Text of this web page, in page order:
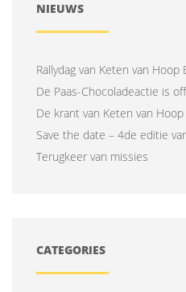
NIEUWS
Rallydag van Keten van Hoop
De Paas-Chocoladeactie is
De krant van Keten van
Save the date – 4de editie
Terugkeer van missies
CATEGORIES